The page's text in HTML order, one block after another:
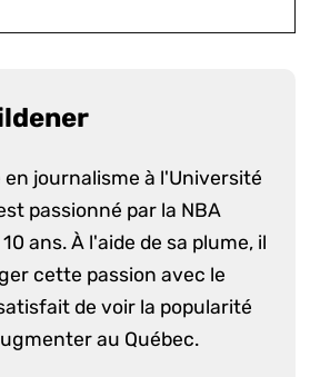
journalisme à l'Université
passionné par la NBA
ans. À l'aide de sa plume, il
cette passion avec le
de voir la popularité
au Québec.